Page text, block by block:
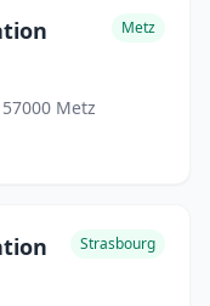
Metz
Metz
Strasbourg